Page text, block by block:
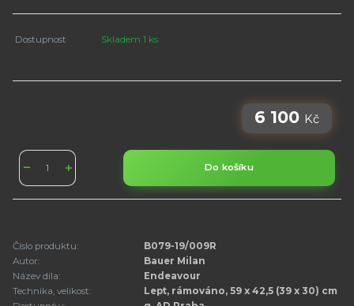
Dostupnost Skladem 1 ks
6 100 Kč
Do košíku
Číslo produktu:
B079-19/009R
Autor:
Bauer Milan
Název díla:
Endeavour
Technika, velikost:
Lept, rámováno, 59 x 42,5 (39 x 30) cm